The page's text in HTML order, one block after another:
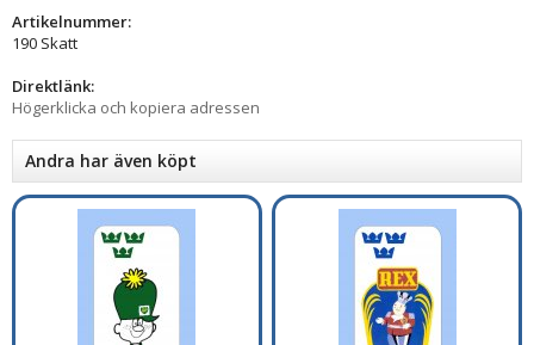
Artikelnummer:
190 Skatt
Direktlänk:
Högerklicka och kopiera adressen
Andra har även köpt